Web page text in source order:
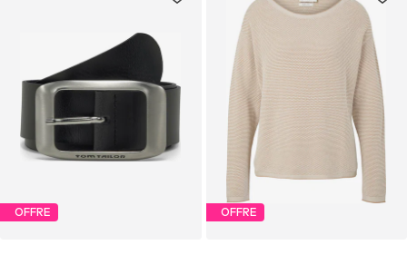
OFFRE OFFRE